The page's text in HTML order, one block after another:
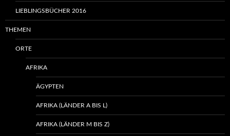
LIEBLINGSBÜCHER 2016
THEMEN
ORTE
AFRIKA
ÄGYPTEN
AFRIKA (LÄNDER A BIS L)
AFRIKA (LÄNDER M BIS Z)